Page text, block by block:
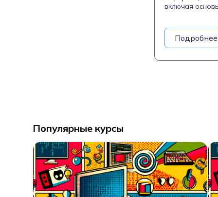
включая
а также на тех,
Подробнее
Популярные курсы